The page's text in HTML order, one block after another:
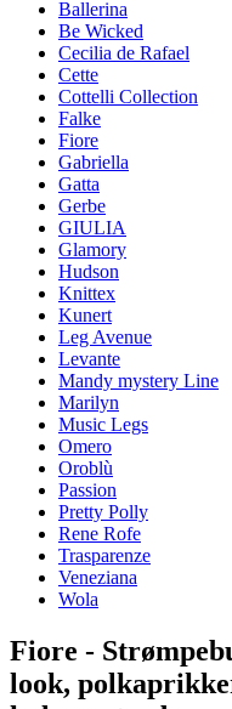
Ballerina
Be Wicked
Cecilia de Rafael
Cette
Cottelli Collection
Falke
Fiore
Gabriella
Gatta
Gerbe
GIULIA
Glamory
Hudson
Knittex
Kunert
Leg Avenue
Levante
Mandy mystery Line
Marilyn
Music Legs
Omero
Oroblù
Passion
Pretty Polly
Rene Rofe
Trasparenze
Veneziana
Wola
Fiore -
look,